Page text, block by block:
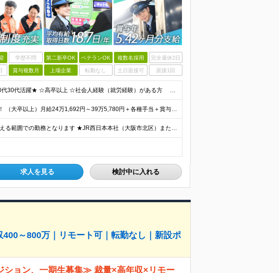
学歴不問 第二新卒OK ベテランOK 複数名採用 完全週休2日
賞与複数月 上場企業 転勤なし 土日面接可 面接1回
★未経験OK・第二新卒歓迎・20代30代活躍★ ☆高卒以上 ☆社会人経験（就労経験）がある方 業界・ポジション・年数は不問です！ 「誰もが知る大手企業で働きたい」 「1人より、チームで仕事がした
★賞与5.42ヶ月分支給予定あり！ （大卒以上）月給24万1,692円～39万5,780円＋各種手当＋賞与2回 （高卒以上）月給22万2,662円～39万5,780円＋各種手当＋賞与2回 ※上記は2
★U/Iターン歓迎！ご自宅から通える範囲での勤務となります ★JR西日本本社（大阪市北区）または、当社事業エリア内（北陸から北九州まで）の各支社で勤務 ※関西に本社あり※ 〈近畿エリア〉 三重県（
求人を見る 検討中に入れる
～800万｜リモート可｜転勤なし｜新設ポ
ョン、一期生募集≫ 裁量×高年収×リモー